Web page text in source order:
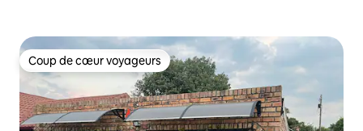
Coup de cœur voyageurs
Coup de cœur voyageurs